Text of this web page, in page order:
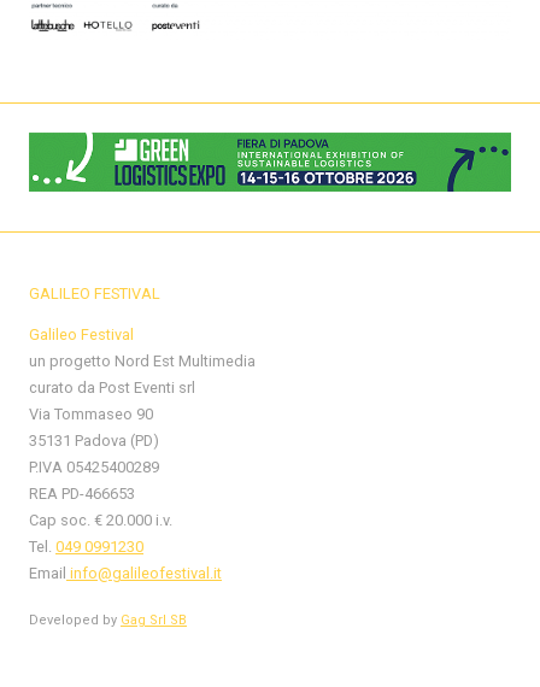
GALILEO FESTIVAL
Galileo Festival
un progetto Nord Est Multimedia
curato da Post Eventi srl
Via Tommaseo 90
35131 Padova (PD)
P.IVA 05425400289
REA PD-466653
Cap soc. € 20.000 i.v.
Tel. 049 0991230
Email info@galileofestival.it
Developed by Gag Srl SB